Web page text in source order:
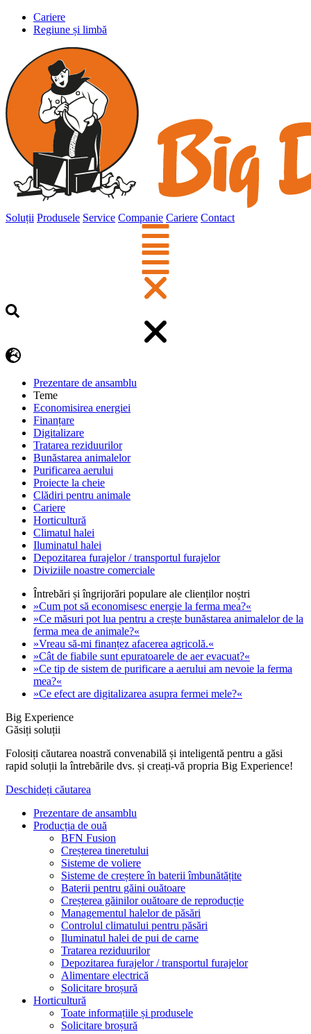
Cariere
Regiune și limbă
Soluții Produsele Service Companie Cariere Contact
Prezentare de ansamblu
Teme
Economisirea energiei
Finanțare
Digitalizare
Tratarea reziduurilor
Bunăstarea animalelor
Purificarea aerului
Proiecte la cheie
Clădiri pentru animale
Cariere
Horticultură
Climatul halei
Iluminatul halei
Depozitarea furajelor / transportul furajelor
Diviziile noastre comerciale
Întrebări și îngrijorări populare ale clienților noștri
»Cum pot să economisesc energie la ferma mea?«
»Ce măsuri pot lua pentru a crește bunăstarea animalelor de la
ferma mea de animale?«
»Vreau să-mi finanțez afacerea agricolă.«
»Cât de fiabile sunt epuratoarele de aer evacuat?«
»Ce tip de sistem de purificare a aerului am nevoie la ferma
mea?«
»Ce efect are digitalizarea asupra fermei mele?«
Big Experience
Găsiți soluții
Folosiți căutarea noastră convenabilă și inteligentă pentru a găsi
rapid soluții la întrebările dvs. și creați-vă propria Big Experience!
Deschideți căutarea
Prezentare de ansamblu
Producția de ouă
BFN Fusion
Creșterea tineretului
Sisteme de voliere
Sisteme de creștere în baterii îmbunătățite
Baterii pentru găini ouătoare
Creșterea găinilor ouătoare de reproducție
Managementul halelor de păsări
Controlul climatului pentru păsări
Iluminatul halei de pui de carne
Tratarea reziduurilor
Depozitarea furajelor / transportul furajelor
Alimentare electrică
Solicitare broșură
Horticultură
Toate informațiile și produsele
Solicitare broșură